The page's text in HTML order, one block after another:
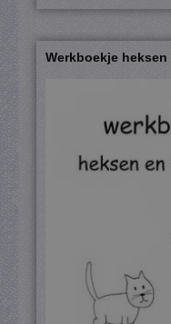
Werkboekje